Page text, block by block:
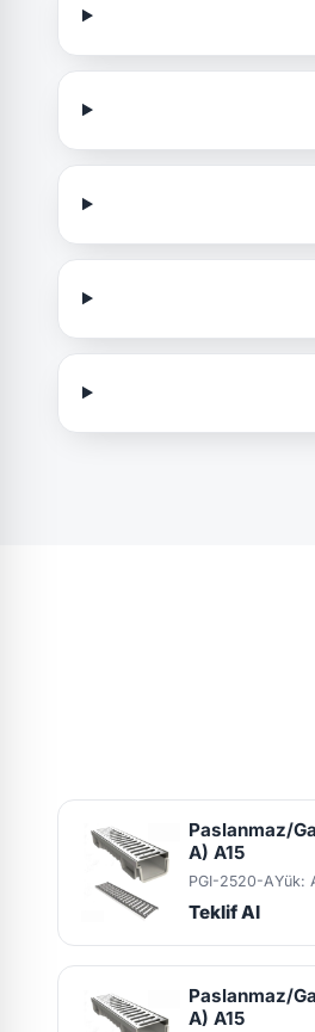
Paslanmaz/
A) A15
PGI-2520-AYük:
Teklif Al
Paslanmaz/
A) A15